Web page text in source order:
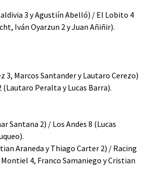
3 y Agustiín Abelló) / El Lobito 4
Iván Oyarzun 2 y Juan Añiñir).
3, Marcos Santander y Lautaro Cerezo)
(Lautaro Peralta y Lucas Barra).
Santana 2) / Los Andes 8 (Lucas
Araneda y Thiago Carter 2) / Racing
4, Franco Samaniego y Cristian